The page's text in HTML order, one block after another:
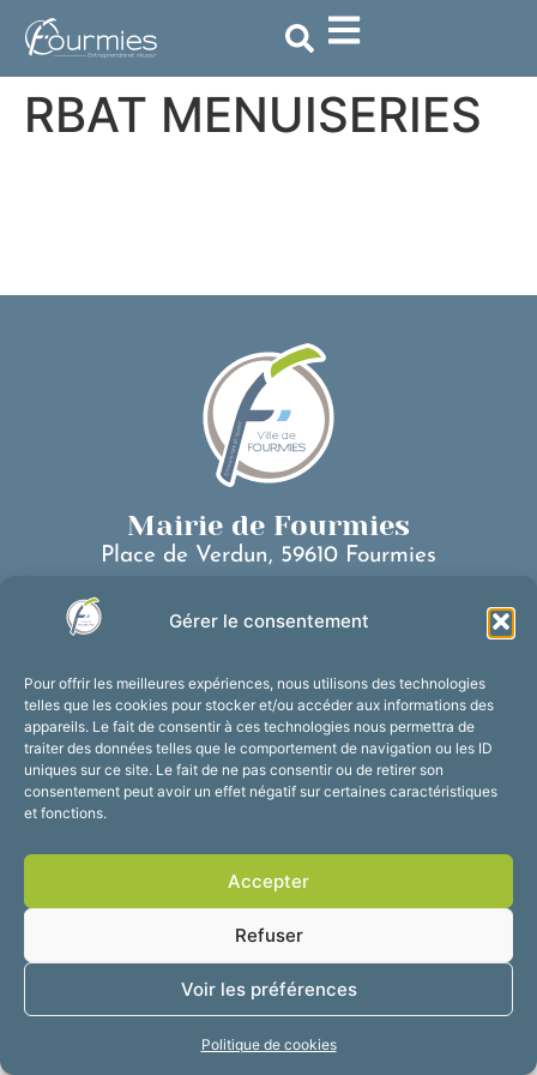
Gérer le consentement
Pour offrir les meilleures expériences, nous utilisons des technologies
telles que les cookies pour stocker et/ou accéder aux informations des
appareils. Le fait de consentir à ces technologies nous permettra de
traiter des données telles que le comportement de navigation ou les ID
uniques sur ce site. Le fait de ne pas consentir ou de retirer son
consentement peut avoir un effet négatif sur certaines caractéristiques
et fonctions.
Accepter
Refuser
Voir les préférences
Politique de cookies
principal
RBAT MENUISERIES
Mairie de Fourmies
Place de Verdun, 59610 Fourmies
Nous contacter
Du lundi au vendredi :
de 8h30 à 12h et de 13h30 à 17h30
Suivez-nous !
Mentions légales
Plan du site
Confidentialité
2025 © Propulsé par
Utopia